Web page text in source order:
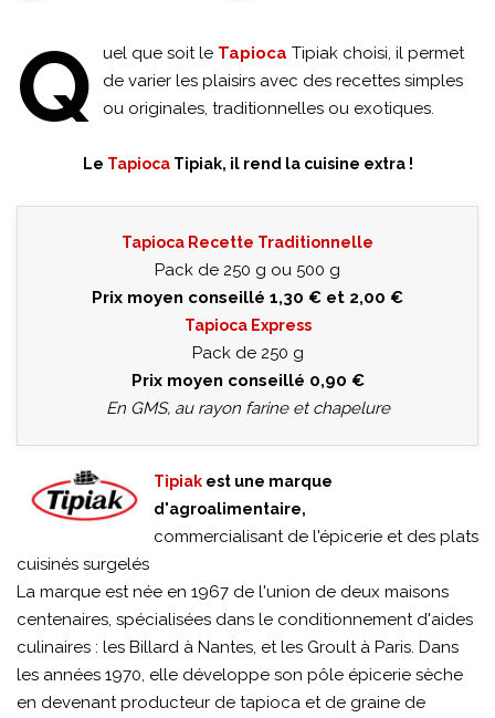
Q uel que soit le Tapioca Tipiak choisi, il permet
de varier les plaisirs avec des recettes simples
ou originales, traditionnelles ou exotiques.
Le TapiocaTipiak, il rend la cuisine extra !
Tapioca Recette Traditionnelle
Pack de 250 g ou 500 g
Prix moyen conseillé 1,30 € et 2,00 €
Tapioca Express
Pack de 250 g
Prix moyen conseillé 0,90 €
En GMS, au rayon farine et chapelure
Tipiak est une marque
d'agroalimentaire,
commercialisant de l'épicerie et des plats
cuisinés surgelés
La marque est née en 1967 de l'union de deux maisons
centenaires, spécialisées dans le conditionnement d'aides
culinaires : les Billard à Nantes, et les Groult à Paris. Dans
les années 1970, elle développe son pôle épicerie sèche
en devenant producteur de tapioca et de graine de